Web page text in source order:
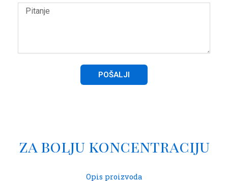
Message
POŠALJI
za bolju koncentraciju
Opis proizvoda